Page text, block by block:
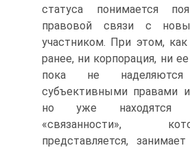
статуса понимается
правовой связи с
участником. При этом, как
ранее, ни корпорация, ни
пока не наделяются
субъективными правами и
но уже находятся
«связанности»,
представляется,